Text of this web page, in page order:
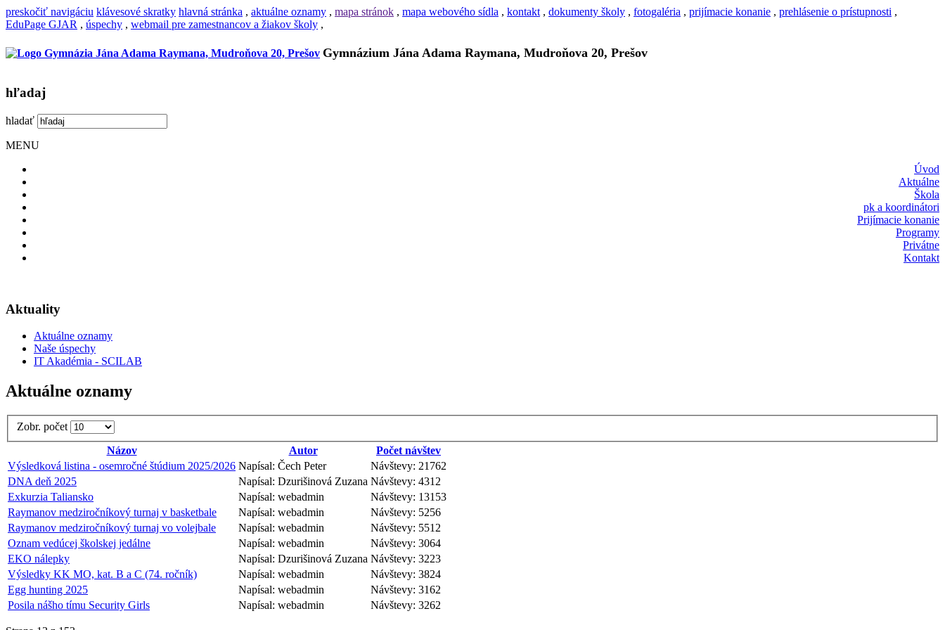
preskočiť navigáciu klávesové skratky hlavná stránka , aktuálne oznamy , mapa stránok , mapa webového sídla , kontakt , dokumenty školy , fotogaléria , prijímacie konanie , prehlásenie o prístupnosti ,
EduPage GJAR , úspechy , webmail pre zamestnancov a žiakov školy ,
Gymnázium Jána Adama Raymana, Mudroňova 20, Prešov
hľadaj
hladať
MENU
Úvod
Aktuálne
Škola
pk a koordinátori
Prijímacie konanie
Programy
Privátne
Kontakt
Aktuality
Aktuálne oznamy
Naše úspechy
IT Akadémia - SCILAB
Aktuálne oznamy
Zobr. počet
Názov
Autor
Počet návštev
Výsledková listina - osemročné štúdium 2025/2026 Napísal: Čech Peter
Návštevy: 21762
DNA deň 2025
Napísal: Dzurišinová Zuzana Návštevy: 4312
Exkurzia Taliansko
Napísal: webadmin
Návštevy: 13153
Raymanov medziročníkový turnaj v basketbale
Napísal: webadmin
Návštevy: 5256
Raymanov medziročníkový turnaj vo volejbale
Napísal: webadmin
Návštevy: 5512
Oznam vedúcej školskej jedálne
Napísal: webadmin
Návštevy: 3064
EKO nálepky
Napísal: Dzurišinová Zuzana Návštevy: 3223
Výsledky KK MO, kat. B a C (74. ročník)
Napísal: webadmin
Návštevy: 3824
Egg hunting 2025
Napísal: webadmin
Návštevy: 3162
Posila nášho tímu Security Girls
Napísal: webadmin Návštevy: 3262